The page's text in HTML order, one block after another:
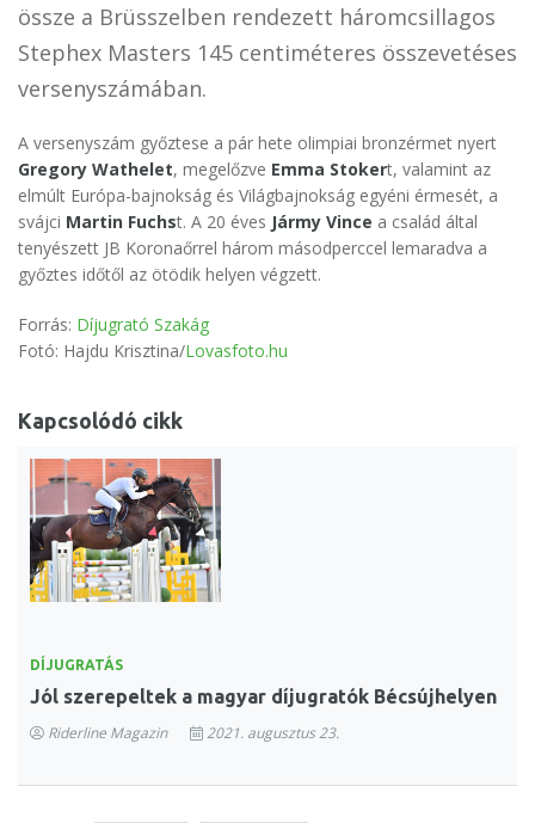
össze a Brüsszelben rendezett háromcsillagos
Stephex Masters 145 centiméteres összevetéses
versenyszámában.
A versenyszám győztese a pár hete olimpiai bronzérmet nyert
Gregory Wathelet, megelőzve Emma Stokert, valamint az
elmúlt Európa-bajnokság és Világbajnokság egyéni érmesét, a
svájci Martin Fuchst. A 20 éves Jármy Vince a család által
tenyészett JB Koronaőrrel három másodperccel lemaradva a
győztes időtől az ötödik helyen végzett.
Forrás: Díjugrató Szakág
Fotó: Hajdu Krisztina/Lovasfoto.hu
Kapcsolódó cikk
DÍJUGRATÁS
Jól szerepeltek a magyar díjugratók Bécsújhelyen
Riderline Magazin 2021. augusztus 23.